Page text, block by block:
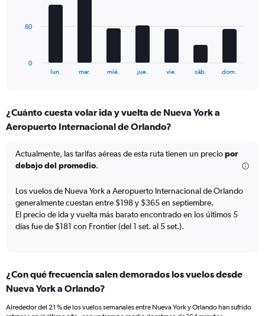
and
The
Range:
7
The
chart
has
Y
axis
displaying
values.
180.
lun. mar. mié. jue. vie. sáb. dom.
0
60
¿Cuánto cuesta volar ida y vuelta de Nueva York a
Aeropuerto Internacional de Orlando?
Actualmente, las tarifas aéreas de esta ruta tienen un preciopor
debajo del promedio.
Los vuelos de Nueva York a Aeropuerto Internacional de Orlando
generalmente cuestan entre $198 y $365 en septiembre.
El precio de ida y vuelta más barato encontrado en los últimos 5
días fue de $181 con Frontier (del 1 set. al 5 set.).
¿Con qué frecuencia salen demorados los vuelos desde
Nueva York a Orlando?
Alrededor del 21 % de los vuelos semanales entre Nueva York y Orlando han sufrido